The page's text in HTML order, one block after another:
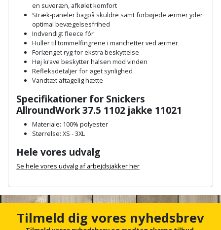
Komposit
terrassebrædder
Lecablokke
fundablokke
Lofttrapper
Murbinder
Murpap
og
murfolie
Hammer
Høvl
Kiler
Kloakrenser
Kniv
og
hobbykniv
Koben
Lærlingesæt
Landmålerstok
Detektor
Diamantskæremaskine
Diamantslibertilbehør
Dykkerpistol
Dyksav
Excenterslibertilbehør
Fedtsprøjte
Flamingoskærer
Robotplæneklipper
Robotplæneklipper
tilbehør
Vandpumpe
Vertikalskærer
mosfjerner
Vinduesvasker
Drivhustilbehør
Elartikler
Flagstænger
og
have
Fuglefoderhus
Garderobe
opbevaring
Gavekort
Grill
en suveræn, afkølet komfort
Stræk-paneler bagpå skuldre samt forbøjede ærmer yder
optimal bevægelsesfrihed
Indvendigt fleece fór
Huller til tommelfingrene i manchetter ved ærmer
Forlænget ryg for ekstra beskyttelse
Høj krave beskytter halsen mod vinden
Refleksdetaljer for øget synlighed
Vandtæt aftagelig hætte
Specifikationer for Snickers
AllroundWork 37.5 1102 jakke 11021
Materiale: 100% polyester
Størrelse: XS - 3XL
Hele vores udvalg
Se hele vores udvalg af arbejdsjakker her
c
Tilmeld dig vores nyhedsbrev